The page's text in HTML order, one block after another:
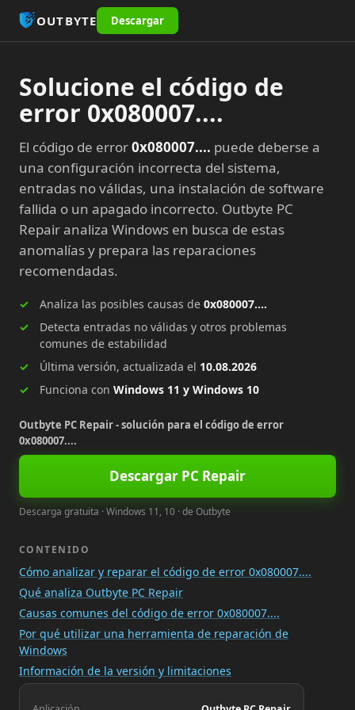
OUTBYTE Descargar
Solucione el código de
error 0x080007....
El código de error0x080007.... puede deberse a
una configuración incorrecta del sistema,
entradas no válidas, una instalación de software
fallida o un apagado incorrecto. Outbyte PC
Repair analiza Windows en busca de estas
anomalías y prepara las reparaciones
recomendadas.
Analiza las posibles causas de 0x080007....
Detecta entradas no válidas y otros problemas
comunes de estabilidad
Última versión, actualizada el 10.08.2026
Funciona con Windows 11 y Windows 10
Outbyte PC Repair - solución para el código de error
0x080007....
Descargar PC Repair
Descarga gratuita · Windows 11, 10 · de Outbyte
CONTENIDO
Cómo analizar y reparar el código de error 0x080007....
Qué analiza Outbyte PC Repair
Causas comunes del código de error 0x080007....
Por qué utilizar una herramienta de reparación de
Windows
Información de la versión y limitaciones